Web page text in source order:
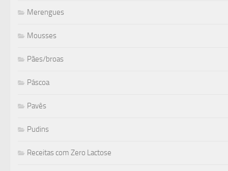
Merengues
Mousses
Pães/broas
Páscoa
Pavês
Pudins
Receitas com Zero Lactose